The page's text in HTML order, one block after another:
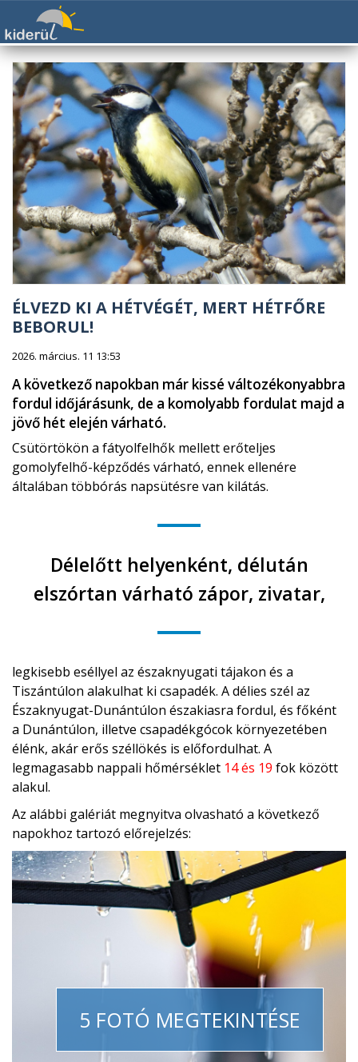
ÉLVEZD KI A HÉTVÉGÉT, MERT HÉTFŐRE
BEBORUL!
2026. március. 11 13:53
A következő napokban már kissé változékonyabbra
fordul időjárásunk, de a komolyabb fordulat majd a
jövő hét elején várható.
Csütörtökön a fátyolfelhők mellett erőteljes
gomolyfelhő-képződés várható, ennek ellenére
általában többórás napsütésre van kilátás.
Délelőtt helyenként, délután
elszórtan várható zápor, zivatar,
legkisebb eséllyel az északnyugati tájakon és a
Tiszántúlon alakulhat ki csapadék. A délies szél az
Északnyugat-Dunántúlon északiasra fordul, és főként
a Dunántúlon, illetve csapadékgócok környezetében
élénk, akár erős széllökés is előfordulhat. A
legmagasabb nappali hőmérséklet 14 és 19 fok között
alakul.
Az alábbi galériát megnyitva olvasható a következő
napokhoz tartozó előrejelzés:
5 FOTÓ MEGTEKINTÉSE